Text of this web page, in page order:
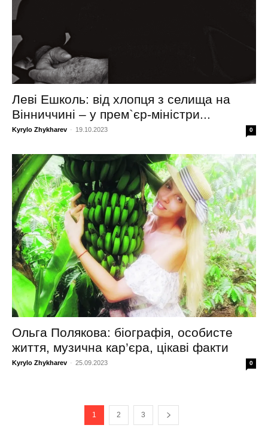
Леві Ешколь: від хлопця з селища на
Вінниччині – у прем`єр-міністри...
Kyrylo Zhykharev - 19.10.2023 0
Ольга Полякова: біографія, особисте
життя, музична кар’єра, цікаві факти
Kyrylo Zhykharev - 25.09.2023 0
1 2 3